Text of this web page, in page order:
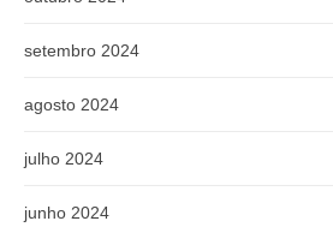
setembro 2024
agosto 2024
julho 2024
junho 2024